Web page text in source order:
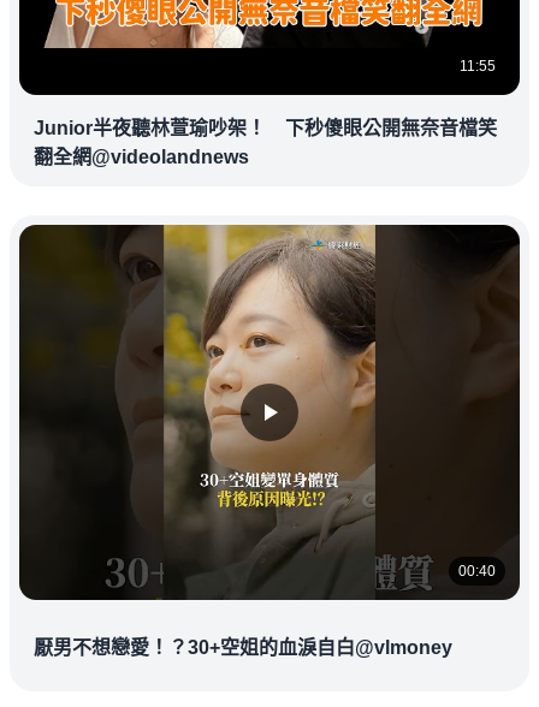
11:55
Junior半夜聽林萱瑜吵架！ 下秒傻眼公開無奈音檔笑
翻全網@videolandnews
00:40
厭男不想戀愛！？30+空姐的血淚自白@vlmoney